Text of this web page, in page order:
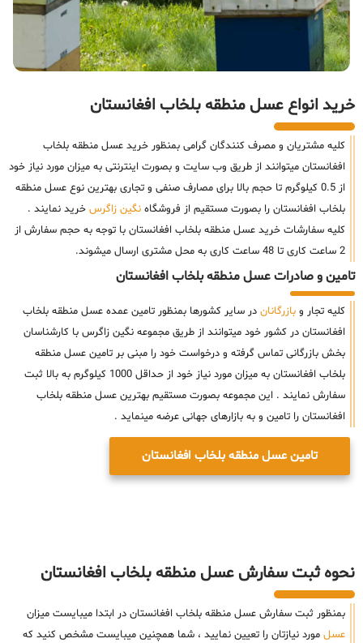
خرید انواع عسل منطقه بلخاب افغانستان
کلیه مشتریان و مصرف کنندگان گرامی بمنظور خرید عسل منطقه بلخاب
افغانستان میتوانند از طریق وب سایت و بصورت اینترنتی به میزان مورد نیاز خود
از 0.5 کیلوگرم تا حجم بالا برای مصارف صنفی و تجاری بهترین نوع عسل منطقه
بلخاب افغانستان را بصورت مستقیم از فروشگاه نگین زاگرس خرید نمایند .
کلیه سفارشات خرید عسل منطقه بلخاب افغانستان با توجه به حجم سفارش از
2 ساعت کاری تا 48 ساعت کاری به محل مشتری ارسال میشوند.
تامین و صادرات عسل منطقه بلخاب افغانستان
کلیه تجار و بازرگانان در سایر کشورها بمنظور تامین عمده عسل منطقه بلخاب
افغانستان در کشور خود میتوانند از طریق مجموعه نگین زاگرس با کارشناسان
بخش بازرگانی تماس گرفته و درخواست خود را مبنی بر تامین عسل منطقه
بلخاب افغانستان به میزان مورد نیاز خود از حداقل 1000 کیلوگرم به بالا ثبت
سفارش نمایند . این مجموعه بصورت مستقیم بهترین عسل منطقه بلخاب
افغانستان را تامین و به بازارهای جهانی عرضه مینماید .
تامین عسل منطقه بلخاب افغانستان
نحوه ثبت سفارش عسل منطقه بلخاب افغانستان
بمنظور ثبت سفارش عسل منطقه بلخاب افغانستان در ابتدا میبایست میزان
عسل مورد نیازتان را تعیین نمایید ، شما همچنین میبایست مشخص کنید که